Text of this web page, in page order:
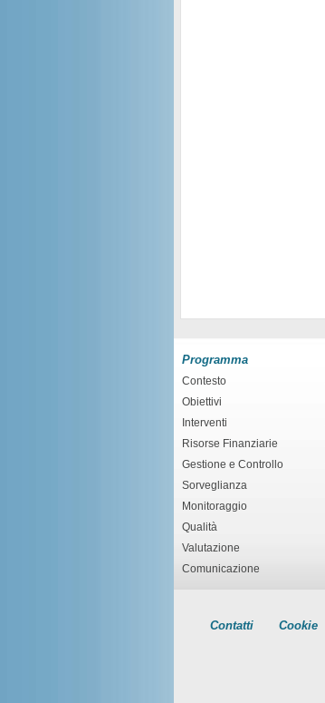
Programma
Contesto
Obiettivi
Interventi
Risorse Finanziarie
Gestione e Controllo
Sorveglianza
Monitoraggio
Qualità
Valutazione
Comunicazione
Contatti Cookie